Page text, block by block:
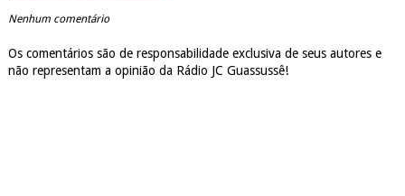
Nenhum comentário
Os comentários são de responsabilidade exclusiva de seus autores e
não representam a opinião da Rádio JC Guassussê!